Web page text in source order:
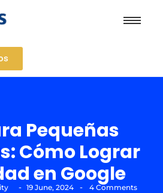
Pequeñas
Cómo Lograr
en Google
- 19 June, 2024 - 4 Comments